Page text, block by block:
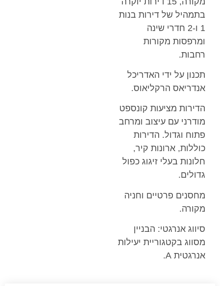
בתמהיל של דירות בנות
1 ו-2 חדרי שינה
ומרפסות מקורות
רחבות.
תכנון על ידי האדריכל
אנדריאס הרקליאוס.
הדירות מציעות קונספט
מודרני עם עיצוב ומרחב
פתוח וגדול. הדירות
כוללות, ארונות קיר,
חלונות בעלי זיגוג כפול
גדולים.
מחסנים פרטיים וחניה
מקורה.
סיווג אנרגטי: הבניין
מסווג בקטגוריית יעילות
אנרגטית A.